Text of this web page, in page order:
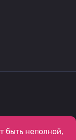
неполной,